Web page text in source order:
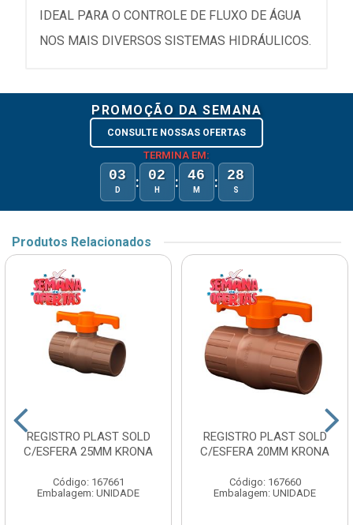
IDEAL PARA O CONTROLE DE FLUXO DE ÁGUA
NOS MAIS DIVERSOS SISTEMAS HIDRÁULICOS.
PROMOÇÃO DA SEMANA
CONSULTE NOSSAS OFERTAS
TERMINA EM:
03
D : 02
H : 46
M : 28
S
Produtos Relacionados
REGISTRO PLAST SOLD
C/ESFERA 25MM KRONA
Código: 167661
Embalagem: UNIDADE
REGISTRO PLAST SOLD
C/ESFERA 20MM KRONA
Código: 167660
Embalagem: UNIDADE